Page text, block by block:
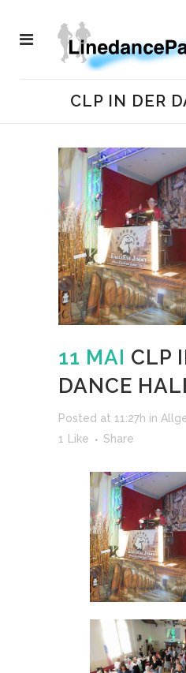
CLP IN DER
11 MAI CLP
DANCE
Posted at 11:27h in
1
Like Share